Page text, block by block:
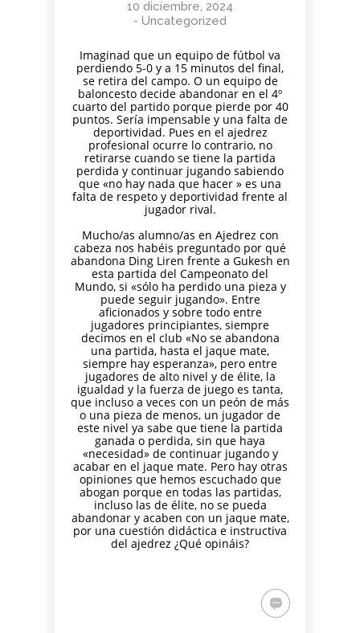
10 diciembre, 2024
- Uncategorized
Imaginad que un equipo de fútbol va
perdiendo 5-0 y a 15 minutos del final,
se retira del campo. O un equipo de
baloncesto decide abandonar en el 4º
cuarto del partido porque pierde por 40
puntos. Sería impensable y una falta de
deportividad. Pues en el ajedrez
profesional ocurre lo contrario, no
retirarse cuando se tiene la partida
perdida y continuar jugando sabiendo
que «no hay nada que hacer » es una
falta de respeto y deportividad frente al
jugador rival.
Mucho/as alumno/as en Ajedrez con
cabeza nos habéis preguntado por qué
abandona Ding Liren frente a Gukesh en
esta partida del Campeonato del
Mundo, si «sólo ha perdido una pieza y
puede seguir jugando». Entre
aficionados y sobre todo entre
jugadores principiantes, siempre
decimos en el club «No se abandona
una partida, hasta el jaque mate,
siempre hay esperanza», pero entre
jugadores de alto nivel y de élite, la
igualdad y la fuerza de juego es tanta,
que incluso a veces con un peón de más
o una pieza de menos, un jugador de
este nivel ya sabe que tiene la partida
ganada o perdida, sin que haya
«necesidad» de continuar jugando y
acabar en el jaque mate. Pero hay otras
opiniones que hemos escuchado que
abogan porque en todas las partidas,
incluso las de élite, no se pueda
abandonar y acaben con un jaque mate,
por una cuestión didáctica e instructiva
del ajedrez ¿Qué opináis?